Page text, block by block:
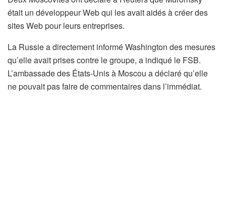
était un développeur Web qui les avait aidés à créer des
sites Web pour leurs entreprises.
La Russie a directement informé Washington des mesures
qu’elle avait prises contre le groupe, a indiqué le FSB.
L’ambassade des États-Unis à Moscou a déclaré qu’elle
ne pouvait pas faire de commentaires dans l’immédiat.